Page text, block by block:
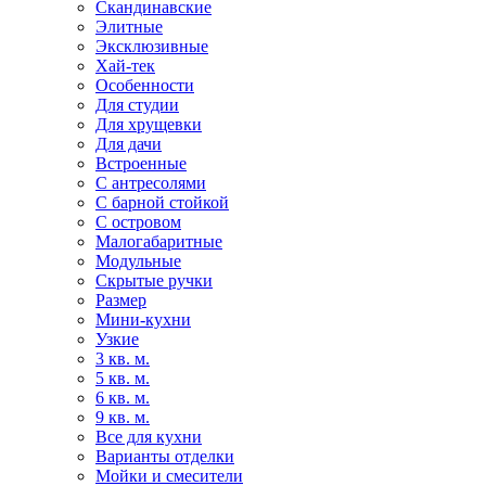
Скандинавские
Элитные
Эксклюзивные
Хай-тек
Особенности
Для студии
Для хрущевки
Для дачи
Встроенные
С антресолями
С барной стойкой
С островом
Малогабаритные
Модульные
Скрытые ручки
Размер
Мини-кухни
Узкие
3 кв. м.
5 кв. м.
6 кв. м.
9 кв. м.
Все для кухни
Варианты отделки
Мойки и смесители